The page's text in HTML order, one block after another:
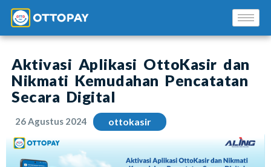
Aktivasi Aplikasi OttoKasir dan
Nikmati Kemudahan Pencatatan
Secara Digital
26 Agustus 2024 ottokasir
Solusi Kami